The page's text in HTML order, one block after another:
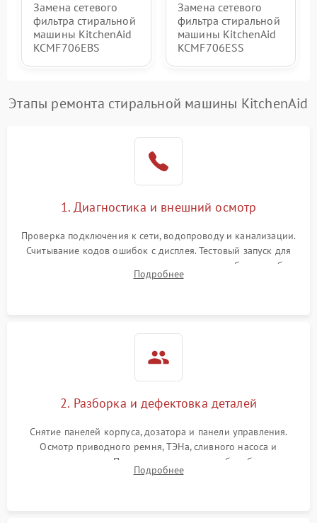
Замена сетевого
фильтра стиральной
машины KitchenAid
KCMF706EBS
Замена сетевого
фильтра стиральной
машины KitchenAid
KCMF706ESS
Этапы ремонта стиральной машины KitchenAid
1. Диагностика и внешний осмотр
Проверка подключения к сети, водопроводу и канализации.
Считывание кодов ошибок с дисплея. Тестовый запуск для
выявления посторонних шумов, протечек или сбоев в работе
электронного модуля управления.
Подробнее
2. Разборка и дефектовка деталей
Снятие панелей корпуса, дозатора и панели управления.
Осмотр приводного ремня, ТЭНа, сливного насоса и
амортизаторов. Проверка подшипников барабана и
крестовины на износ, а манжеты люка на разрывы.
Подробнее